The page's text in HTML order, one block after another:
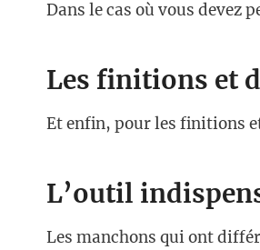
Dans le cas où vous devez
Les finitions et
Et enfin, pour les finitions
L’outil
Les manchons qui ont